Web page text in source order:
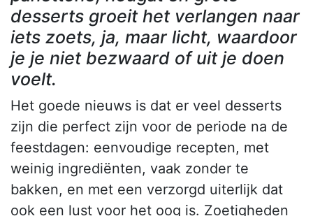
desserts groeit het verlangen naar
iets zoets, ja, maar licht, waardoor
je je niet bezwaard of uit je doen
voelt.
Het goede nieuws is dat er veel desserts
zijn die perfect zijn voor de periode na de
feestdagen: eenvoudige recepten, met
weinig ingrediënten, vaak zonder te
bakken, en met een verzorgd uiterlijk dat
ook een lust voor het oog is. Zoetigheden